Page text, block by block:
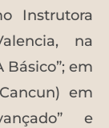
Instrutora
na
Básico”; em
em
e